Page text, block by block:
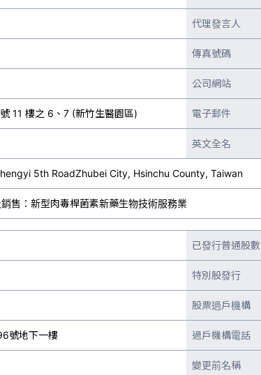
代理發言人
傳真號碼
公司網站
11 樓之 6、7 (新竹生醫園區) 電子郵件
英文全名
5th RoadZhubei City, Hsinchu County, Taiwan
售：新型肉毒桿菌素新藥生物技術服務業
已發行普通股數
特別股發行
股票過戶機構
號地下一樓 過戶機構電話
變更前名稱